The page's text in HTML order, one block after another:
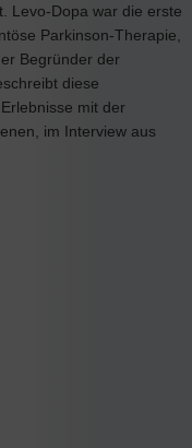
Levo-Dopa war die erste
Parkinson-Therapie,
Begründer der
diese
mit der
im Interview aus